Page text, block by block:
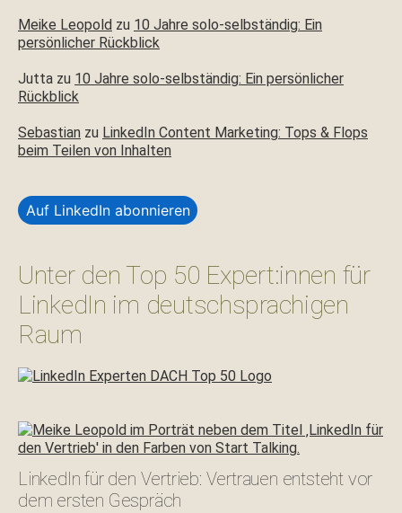
Meike Leopold zu 10 Jahre solo-selbständig: Ein
persönlicher Rückblick
Jutta zu 10 Jahre solo-selbständig: Ein persönlicher
Rückblick
Sebastian zu LinkedIn Content Marketing: Tops & Flops
beim Teilen von Inhalten
Auf LinkedIn abonnieren
Unter den Top 50 Expert:innen für
LinkedIn im deutschsprachigen
Raum
LinkedIn für den Vertrieb: Vertrauen entsteht vor
dem ersten Gespräch